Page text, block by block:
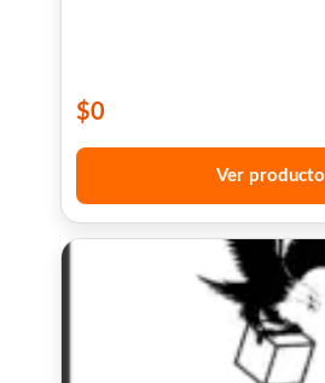
$0
Ver producto